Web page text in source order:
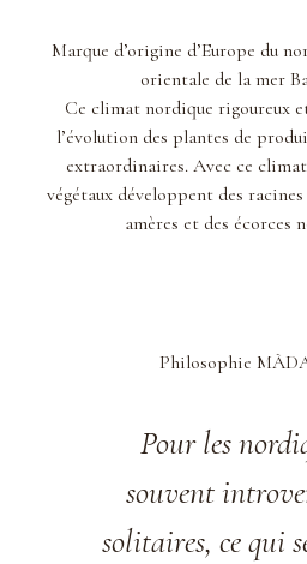
Marque d’origine d’Europe du
orientale de la mer
Ce climat nordique rigoureux
l’évolution des plantes de
extraordinaires. Avec ce
végétaux développent des
amères et des écorces
Philosophie
Pour les
souvent
solitaires, ce qui